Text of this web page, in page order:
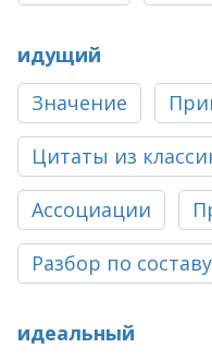
идущий
Значение
Цитаты из
Ассоциации
Разбор по составу
идеальный